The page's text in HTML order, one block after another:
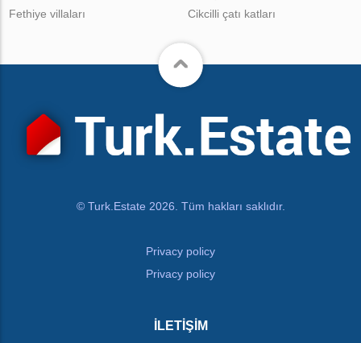
Fethiye villaları
Cikcilli çatı katları
© Turk.Estate 2026. Tüm hakları saklıdır.
Privacy policy
Privacy policy
İLETIŞIM